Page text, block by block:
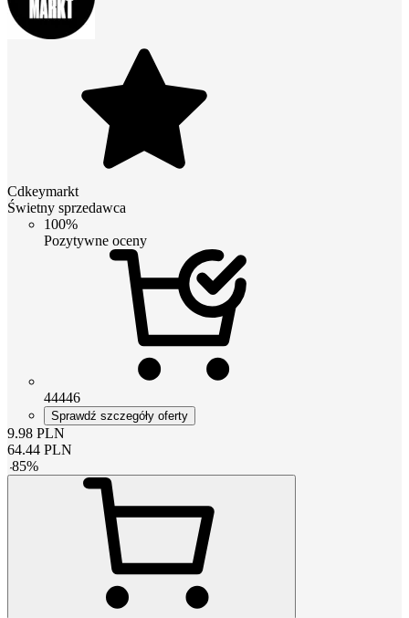
Cdkeymarkt
Świetny sprzedawca
100%
Pozytywne oceny
44446
Sprawdź szczegóły oferty
9.98 PLN
64.44 PLN
-85%